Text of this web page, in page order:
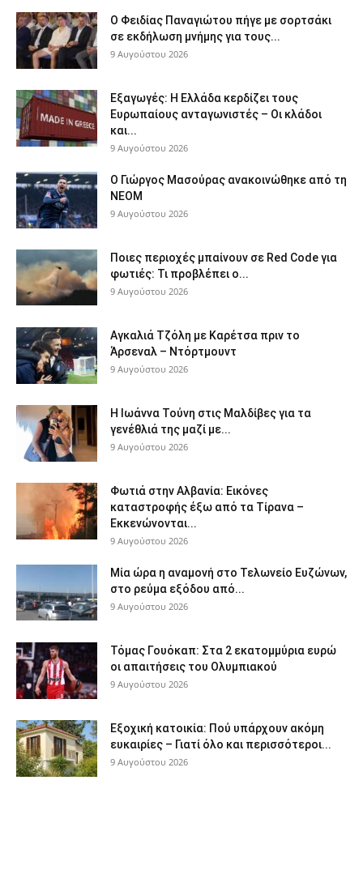
Ο Φειδίας Παναγιώτου πήγε με σορτσάκι
σε εκδήλωση μνήμης για τους...
9 Αυγούστου 2026
Εξαγωγές: Η Ελλάδα κερδίζει τους
Ευρωπαίους ανταγωνιστές – Οι κλάδοι
και...
9 Αυγούστου 2026
Ο Γιώργος Μασούρας ανακοινώθηκε από τη
ΝΕΟΜ
9 Αυγούστου 2026
Ποιες περιοχές μπαίνουν σε Red Code για
φωτιές: Τι προβλέπει ο...
9 Αυγούστου 2026
Αγκαλιά Τζόλη με Καρέτσα πριν το
Άρσεναλ – Ντόρτμουντ
9 Αυγούστου 2026
Η Ιωάννα Τούνη στις Μαλδίβες για τα
γενέθλιά της μαζί με...
9 Αυγούστου 2026
Φωτιά στην Αλβανία: Εικόνες
καταστροφής έξω από τα Τίρανα –
Εκκενώνονται...
9 Αυγούστου 2026
Μία ώρα η αναμονή στο Τελωνείο Ευζώνων,
στο ρεύμα εξόδου από...
9 Αυγούστου 2026
Τόμας Γουόκαπ: Στα 2 εκατομμύρια ευρώ
οι απαιτήσεις του Ολυμπιακού
9 Αυγούστου 2026
Εξοχική κατοικία: Πού υπάρχουν ακόμη
ευκαιρίες – Γιατί όλο και περισσότεροι...
9 Αυγούστου 2026